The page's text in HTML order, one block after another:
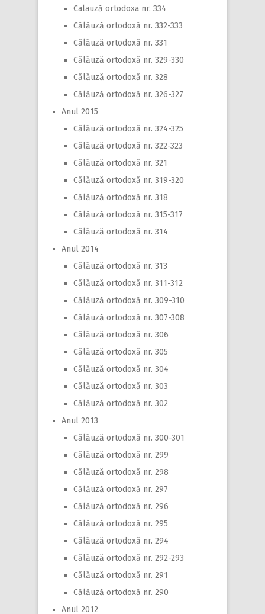
Calauză ortodoxa nr. 334
Călăuză ortodoxă nr. 332-333
Călăuză ortodoxă nr. 331
Călăuză ortodoxă nr. 329-330
Călăuză ortodoxă nr. 328
Călăuză ortodoxă nr. 326-327
Anul 2015
Călăuză ortodoxă nr. 324-325
Călăuză ortodoxă nr. 322-323
Călăuză ortodoxă nr. 321
Călăuză ortodoxă nr. 319-320
Călăuză ortodoxă nr. 318
Călăuză ortodoxă nr. 315-317
Călăuză ortodoxă nr. 314
Anul 2014
Călăuză ortodoxă nr. 313
Călăuză ortodoxă nr. 311-312
Călăuză ortodoxă nr. 309-310
Călăuză ortodoxă nr. 307-308
Călăuză ortodoxă nr. 306
Călăuză ortodoxă nr. 305
Călăuză ortodoxă nr. 304
Călăuză ortodoxă nr. 303
Călăuză ortodoxă nr. 302
Anul 2013
Călăuză ortodoxă nr. 300-301
Călăuză ortodoxă nr. 299
Călăuză ortodoxă nr. 298
Călăuză ortodoxă nr. 297
Călăuză ortodoxă nr. 296
Călăuză ortodoxă nr. 295
Călăuză ortodoxă nr. 294
Călăuză ortodoxă nr. 292-293
Călăuză ortodoxă nr. 291
Călăuză ortodoxă nr. 290
Anul 2012